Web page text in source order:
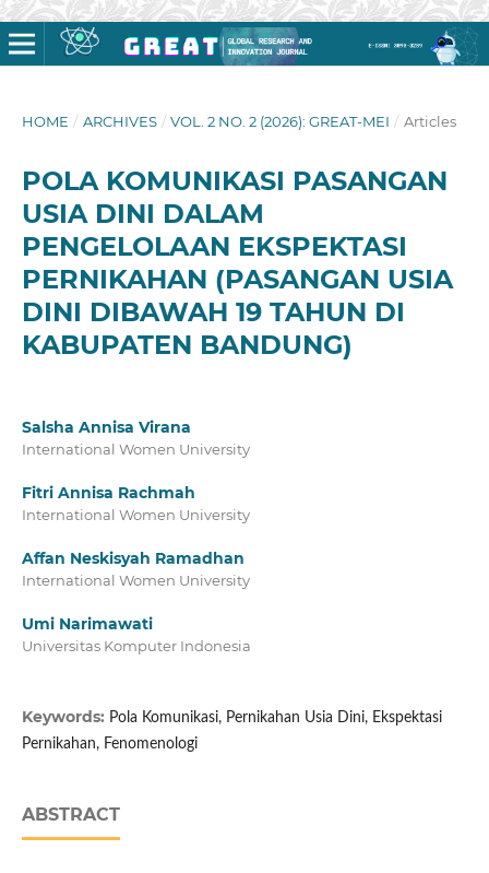
HOME / ARCHIVES / VOL. 2 NO. 2 (2026): GREAT-MEI / Articles
POLA KOMUNIKASI PASANGAN
USIA DINI DALAM
PENGELOLAAN EKSPEKTASI
PERNIKAHAN (PASANGAN USIA
DINI DIBAWAH 19 TAHUN DI
KABUPATEN BANDUNG)
Salsha Annisa Virana
International Women University
Fitri Annisa Rachmah
International Women University
Affan Neskisyah Ramadhan
International Women University
Umi Narimawati
Universitas Komputer Indonesia
Keywords: Pola Komunikasi, Pernikahan Usia Dini, Ekspektasi
Pernikahan, Fenomenologi
ABSTRACT